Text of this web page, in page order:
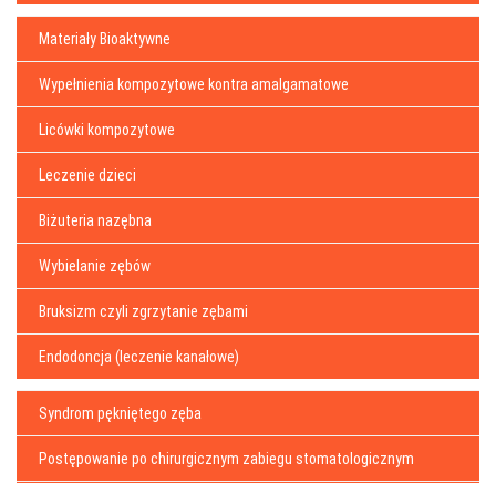
Materiały Bioaktywne
Wypełnienia kompozytowe kontra amalgamatowe
Licówki kompozytowe
Leczenie dzieci
Biżuteria nazębna
Wybielanie zębów
Bruksizm czyli zgrzytanie zębami
Endodoncja (leczenie kanałowe)
Syndrom pękniętego zęba
Postępowanie po chirurgicznym zabiegu stomatologicznym